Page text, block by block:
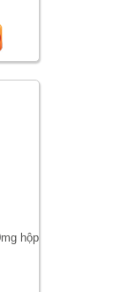
hộp